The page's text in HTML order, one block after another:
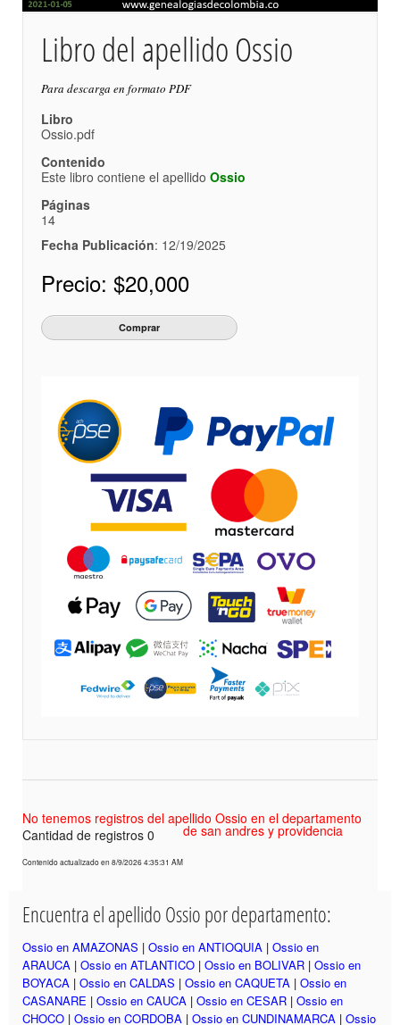
Libro del apellido Ossio
Para descarga en formato PDF
Libro
Ossio.pdf
Contenido
Este libro contiene el apellido Ossio
Páginas
14
Fecha Publicación: 12/19/2025
Precio: $20,000
No tenemos registros del apellido Ossio en el departamento
de san andres y providencia
Cantidad de registros 0
Contenido actualizado en 8/9/2026 4:35:31 AM
Encuentra el apellido Ossio por departamento:
Ossio en AMAZONAS | Ossio en ANTIOQUIA | Ossio en
ARAUCA | Ossio en ATLANTICO | Ossio en BOLIVAR | Ossio en
BOYACA | Ossio en CALDAS | Ossio en CAQUETA | Ossio en
CASANARE | Ossio en CAUCA | Ossio en CESAR | Ossio en
CHOCO | Ossio en CORDOBA | Ossio en CUNDINAMARCA | Ossio